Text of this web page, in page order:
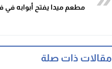
مطعم ميدا يفتح أبوابه في
مقالات ذات صلة